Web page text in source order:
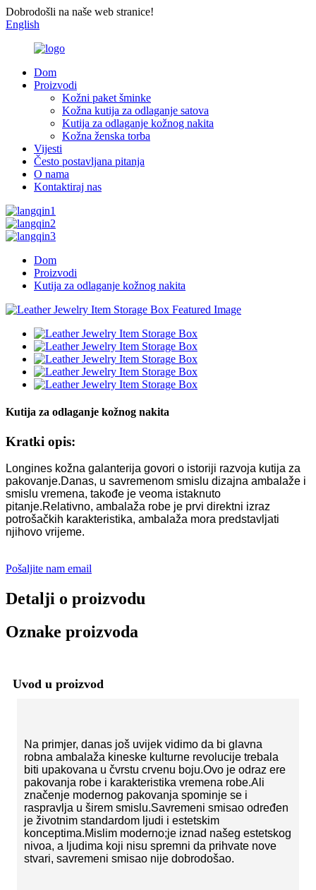
Dobrodošli na naše web stranice!
English
Dom
Proizvodi
Kožni paket šminke
Kožna kutija za odlaganje satova
Kutija za odlaganje kožnog nakita
Kožna ženska torba
Vijesti
Često postavljana pitanja
O nama
Kontaktiraj nas
Dom
Proizvodi
Kutija za odlaganje kožnog nakita
Kutija za odlaganje kožnog nakita
Kratki opis:
Longines kožna galanterija govori o istoriji razvoja kutija za
pakovanje.Danas, u savremenom smislu dizajna ambalaže i
smislu vremena, takođe je veoma istaknuto
pitanje.Relativno, ambalaža robe je prvi direktni izraz
potrošačkih karakteristika, ambalaža mora predstavljati
njihovo vrijeme.
Pošaljite nam email
Detalji o proizvodu
Oznake proizvoda
Uvod u proizvod
Na primjer, danas još uvijek vidimo da bi glavna
robna ambalaža kineske kulturne revolucije trebala
biti upakovana u čvrstu crvenu boju.Ovo je odraz ere
pakovanja robe i karakteristika vremena robe.Ali
značenje modernog pakovanja spominje se i
raspravlja u širem smislu.Savremeni smisao određen
je životnim standardom ljudi i estetskim
konceptima.Mislim moderno;je iznad našeg estetskog
nivoa, a ljudima koji nisu spremni da prihvate nove
stvari, savremeni smisao nije dobrodošao.